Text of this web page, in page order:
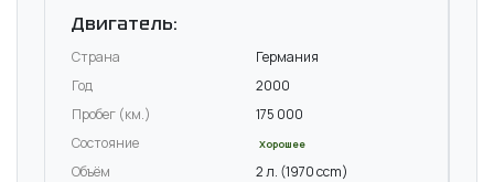
Двигатель:
Страна
Германия
Год
2000
Пробег (км.)
175 000
Состояние
Хорошее
Объём 2 л. (1970 ccm)